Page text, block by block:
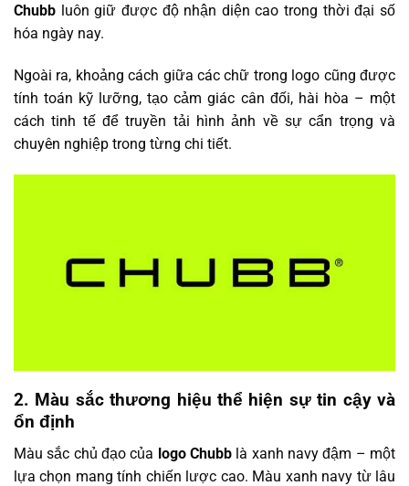
Chubb luôn giữ được độ nhận diện cao trong thời đại số
hóa ngày nay.
Ngoài ra, khoảng cách giữa các chữ trong logo cũng được
tính toán kỹ lưỡng, tạo cảm giác cân đối, hài hòa – một
cách tinh tế để truyền tải hình ảnh về sự cẩn trọng và
chuyên nghiệp trong từng chi tiết.
2. Màu sắc thương hiệu thể hiện sự tin cậy và
ổn định
Màu sắc chủ đạo của logo Chubb là xanh navy đậm – một
lựa chọn mang tính chiến lược cao. Màu xanh navy từ lâu